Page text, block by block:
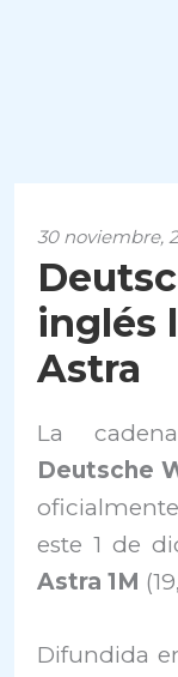
30 noviembre,
inglés
Astra
La
Deutsche
este 1 de
Astra 1M
Difundida